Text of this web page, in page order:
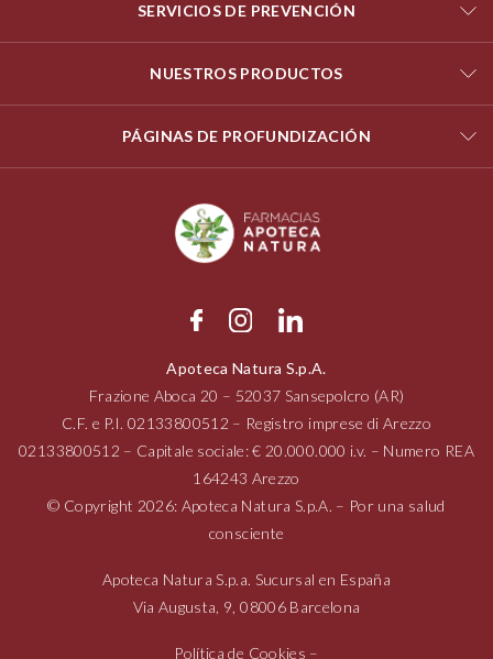
SERVICIOS DE PREVENCIÓN
NUESTROS PRODUCTOS
PÁGINAS DE PROFUNDIZACIÓN
Apoteca Natura S.p.A.
Frazione Aboca 20 – 52037 Sansepolcro (AR)
C.F. e P.I.02133800512 – Registro imprese di Arezzo
02133800512 – Capitale sociale: € 20.000.000 i.v. – Numero REA
164243 Arezzo
© Copyright 2026: Apoteca Natura S.p.A. – Por una salud
consciente
Apoteca Natura S.p.a. Sucursal en España
Via Augusta, 9, 08006Barcelona
Política de Cookies –